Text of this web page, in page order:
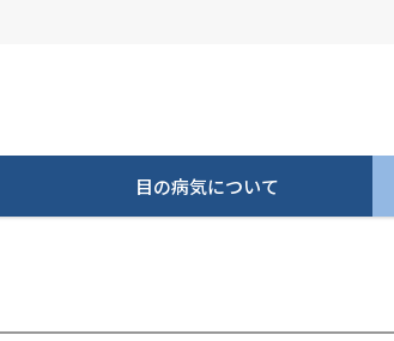
目の病気について